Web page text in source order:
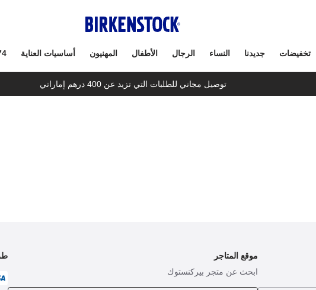
تخفيضات جديدنا النساء الرجال الأطفال المهنيون أساسيات العناية
توصيل مجاني للطلبات التي تزيد عن 400 درهم إماراتي
موقع المتاجر
ابحث عن متجر بيركنستوك